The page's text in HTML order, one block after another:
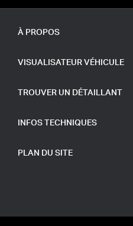
À PROPOS
VISUALISATEUR VÉHICULE
TROUVER UN DÉTAILLANT
INFOS TECHNIQUES
PLAN DU SITE